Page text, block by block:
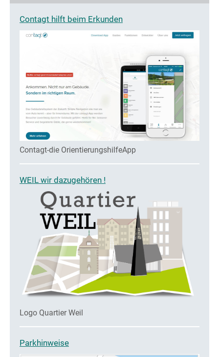
Contagt hilft beim Erkunden
Contagt-die OrientierungshilfeApp
WEIL wir dazugehören !
Logo Quartier Weil
Parkhinweise